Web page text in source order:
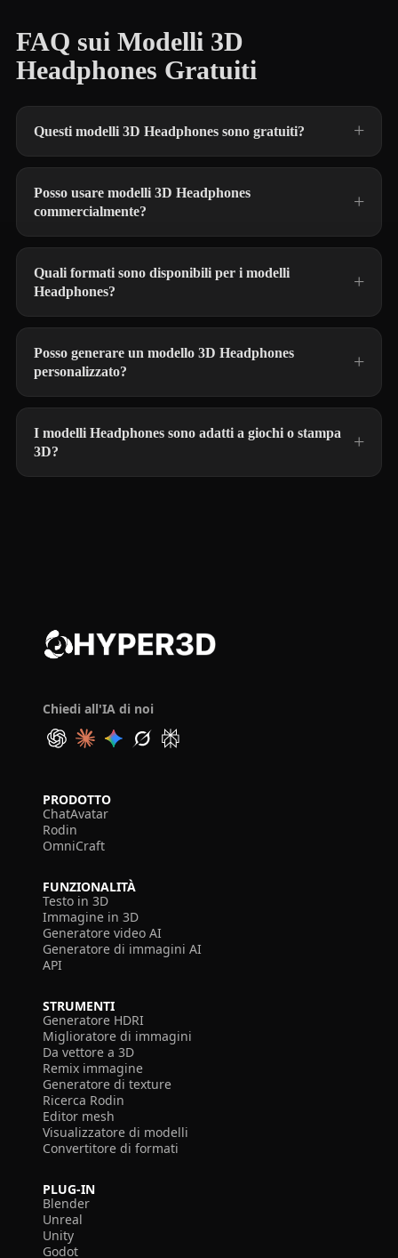
FAQ sui Modelli 3D
Headphones Gratuiti
Questi modelli 3D Headphones sono gratuiti?
Posso usare modelli 3D Headphones
commercialmente?
Quali formati sono disponibili per i modelli
Headphones?
Posso generare un modello 3D Headphones
personalizzato?
I modelli Headphones sono adatti a giochi o stampa
3D?
Chiedi all'IA di noi
PRODOTTO
ChatAvatar
Rodin
OmniCraft
FUNZIONALITÀ
Testo in 3D
Immagine in 3D
Generatore video AI
Generatore di immagini AI
API
STRUMENTI
Generatore HDRI
Miglioratore di immagini
Da vettore a 3D
Remix immagine
Generatore di texture
Ricerca Rodin
Editor mesh
Visualizzatore di modelli
Convertitore di formati
PLUG-IN
Blender
Unreal
Unity
Godot